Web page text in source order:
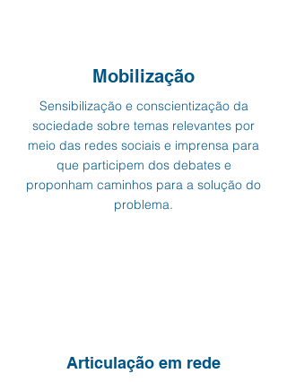
Mobilização
Sensibilização e conscientização da
sociedade sobre temas relevantes por
meio das redes sociais e imprensa para
que participem dos debates e
proponham caminhos para a solução do
problema.
Articulação em rede